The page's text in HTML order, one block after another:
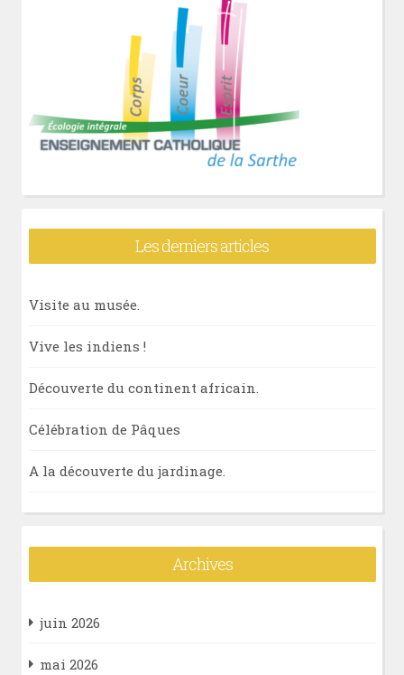
Les derniers articles
Visite au musée.
Vive les indiens !
Découverte du continent africain.
Célébration de Pâques
A la découverte du jardinage.
Archives
juin 2026
mai 2026